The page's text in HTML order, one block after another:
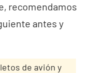
recomendamos
antes y
de avión y